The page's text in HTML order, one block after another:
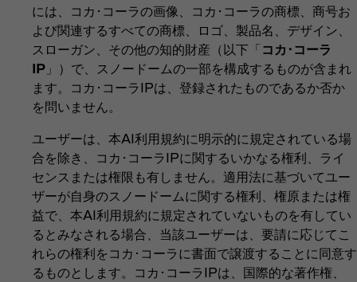
には、コカ･コーラの画像、コカ･コーラの商標、商号お
よび関連するすべての商標、ロゴ、製品名、デザイン、
スローガン、その他の知的財産（以下「コカ･コーラ
IP 」）で、スノードームの一部を構成するものが含まれ
ます。コカ･コーラIPは、登録されたものであるか否か
を問いません。
ユーザーは、本AI利用規約に明示的に規定されている場
合を除き、コカ･コーラIPに関するいかなる権利、ライ
センスまたは権限も有しません。適用法に基づいてユー
ザーが自身のスノードームに関する権利、権原または権
益で、本AI利用規約に規定されていないものを有してい
るとみなされる場合、当該ユーザーは、要請に応じてこ
れらの権利をコカ･コーラに書面で譲渡することに同意す
るものとします。コカ･コーラIPは、国際的な著作権、